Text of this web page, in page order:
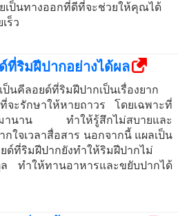
เป็นทางออกที่ดีที่จะช่วยให้คุณได้
ร็ว
ที่ริมฝีปากอย่างได้ผล
ป็นคีลอยด์ที่ริมฝีปากเป็นเรื่องยาก
จะรักษาให้หายถาวร โดยเฉพาะที่
มานาน ทำให้รู้สึกไม่สบายและ
กใจเวลาสื่อสาร นอกจากนี้ แผลเป็น
ด์ที่ริมฝีปากยังทำให้ริมฝีปากไม่
ทำให้ทานอาหารและขยับปากได้